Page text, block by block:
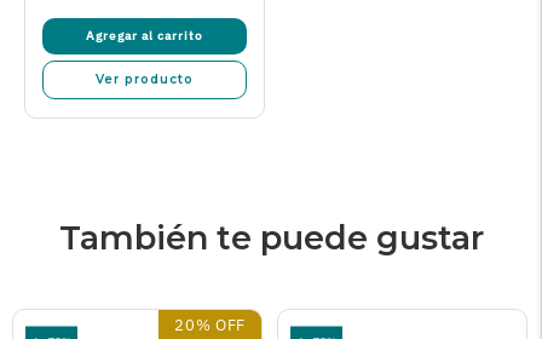
Agregar al carrito
Ver producto
También te puede gustar
20% OFF